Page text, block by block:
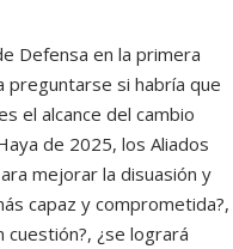
Defensa en la primera
preguntarse si habría que
el alcance del cambio
de 2025, los Aliados
mejorar la disuasión y
capaz y comprometida?,
¿se logrará